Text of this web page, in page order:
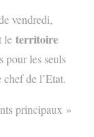
vendredi,
le territoire
pour les seuls
de l’Etat.
principaux »